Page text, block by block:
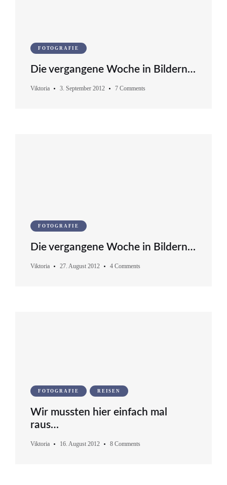
FOTOGRAFIE
Die vergangene Woche in Bildern…
Viktoria 3. September 2012 7 Comments
FOTOGRAFIE
Die vergangene Woche in Bildern…
Viktoria 27. August 2012 4 Comments
FOTOGRAFIE REISEN
Wir mussten hier einfach mal
raus…
Viktoria 16. August 2012 8 Comments